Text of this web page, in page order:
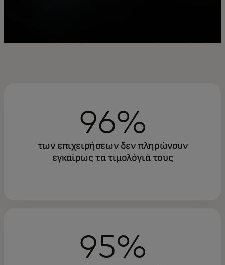
96%
των επιχειρήσεων δεν πληρώνουν
εγκαίρως τα τιμολόγιά τους
95%